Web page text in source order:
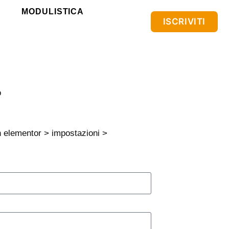
MODULISTICA
ISCRIVITI
> impostazioni >